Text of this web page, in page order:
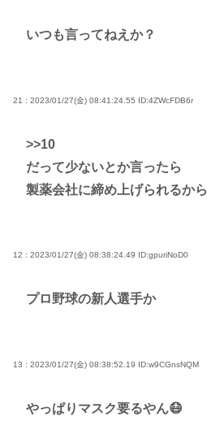
いつも言ってねえか？
21 : 2023/01/27(金) 08:41:24.55 ID:4ZWcFDB6r
>>10
だって少ないとか言ったら
製薬会社に締め上げられるから
12 : 2023/01/27(金) 08:38:24.49 ID:gpuriNoD0
プロ野球の新人選手か
13 : 2023/01/27(金) 08:38:52.19 ID:w9CGnsNQM
やっぱりマスク要るやん😷